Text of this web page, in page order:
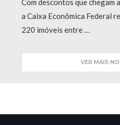
Com descontos que chegam
a Caixa Econômica Federal
220 imóveis entre …
VER MAIS